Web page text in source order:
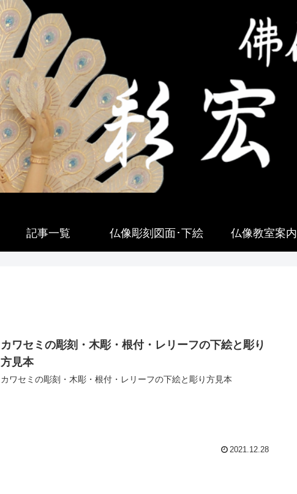
記事一覧 仏像彫刻図面･下絵 仏像教室案内
カワセミの彫刻・木彫・根付・レリーフの下絵と彫り
方見本
カワセミの彫刻・木彫・根付・レリーフの下絵と彫り方見本
2021.12.28